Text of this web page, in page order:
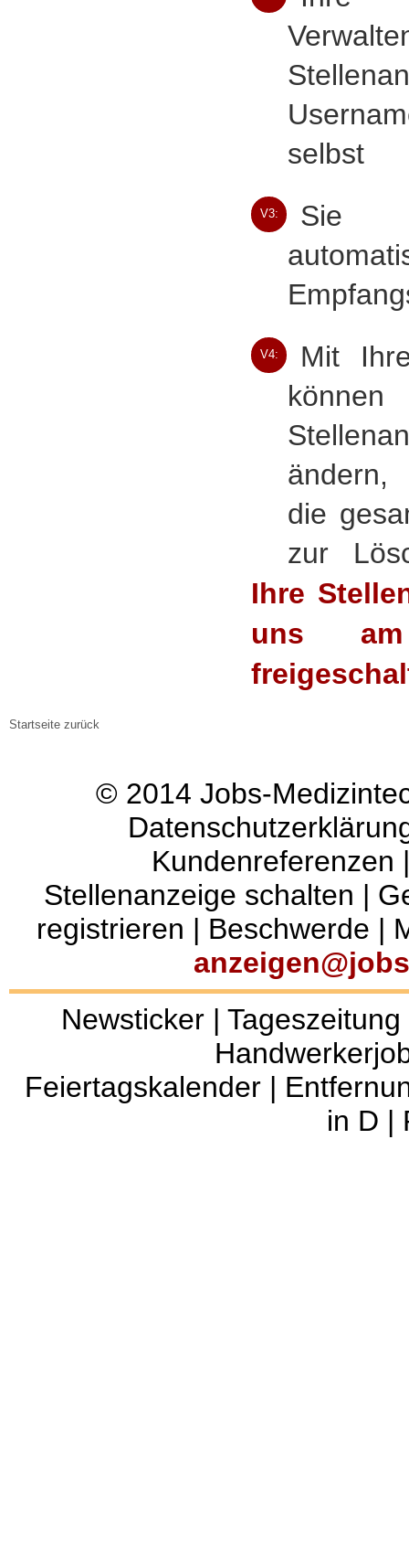
selbst
V3:
Sie
V4:
Mit
die
zur
Ihre
uns
Startseite zurück
© 2014 Jobs-
Kundenreferenzen
Stellenanzeige schalten |
registrieren | Beschwerde |
Newsticker| Tageszeitung
Feiertagskalender|
in D |